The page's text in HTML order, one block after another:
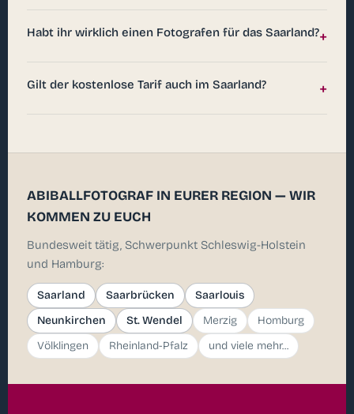
Habt ihr wirklich einen Fotografen für das Saarland?+
Gilt der kostenlose Tarif auch im Saarland? +
ABIBALLFOTOGRAF IN EURER REGION — WIR
KOMMEN ZU EUCH
Bundesweit tätig, Schwerpunkt Schleswig-Holstein
und Hamburg:
Saarland Saarbrücken
Saarlouis
Neunkirchen
St. Wendel Merzig
Homburg
Völklingen
Rheinland-Pfalz und viele mehr...